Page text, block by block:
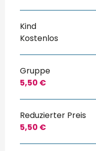
Kind
Kostenlos
Gruppe
5,50 €
Reduzierter Preis
5,50 €